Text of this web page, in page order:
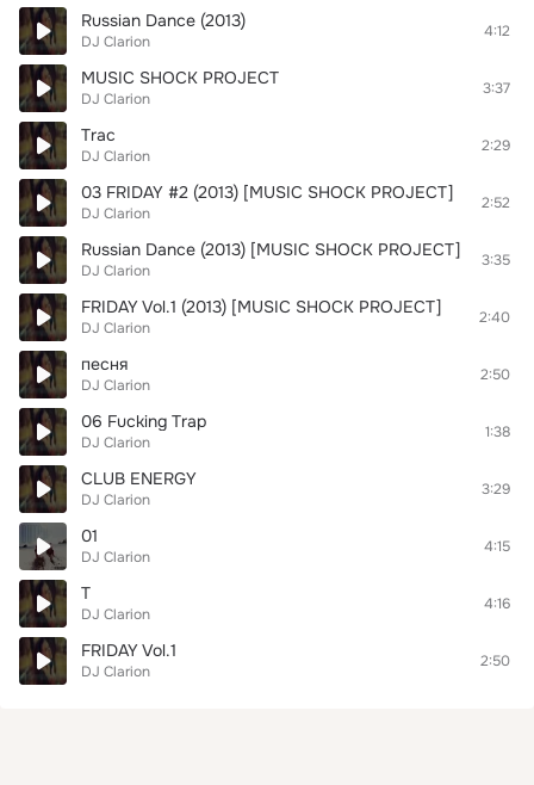
Russian Dance (2013)
DJ Clarion
4:12
MUSIC SHOCK PROJECT
DJ Clarion
3:37
Trac
DJ Clarion
2:29
03 FRIDAY #2 (2013) [MUSIC SHOCK PROJECT]
DJ Clarion
2:52
Russian Dance (2013) [MUSIC SHOCK PROJECT]
DJ Clarion
3:35
FRIDAY Vol.1 (2013) [MUSIC SHOCK PROJECT]
DJ Clarion
2:40
песня
DJ Clarion
2:50
06 Fucking Trap
DJ Clarion
1:38
CLUB ENERGY
DJ Clarion
3:29
01
DJ Clarion
4:15
T
DJ Clarion
4:16
FRIDAY Vol.1
DJ Clarion
2:50